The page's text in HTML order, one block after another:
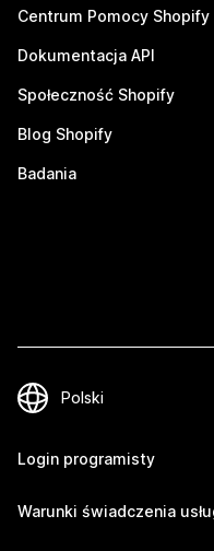
Centrum Pomocy Shopify
Dokumentacja API
Społeczność Shopify
Blog Shopify
Badania
Login programisty
Warunki świadczenia